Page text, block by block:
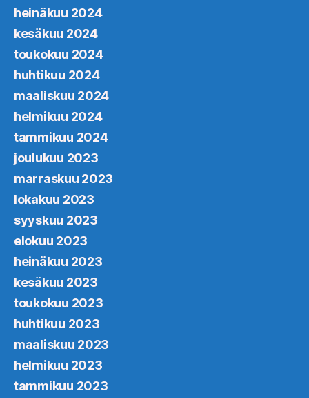
heinäkuu 2024
kesäkuu 2024
toukokuu 2024
huhtikuu 2024
maaliskuu 2024
helmikuu 2024
tammikuu 2024
joulukuu 2023
marraskuu 2023
lokakuu 2023
syyskuu 2023
elokuu 2023
heinäkuu 2023
kesäkuu 2023
toukokuu 2023
huhtikuu 2023
maaliskuu 2023
helmikuu 2023
tammikuu 2023